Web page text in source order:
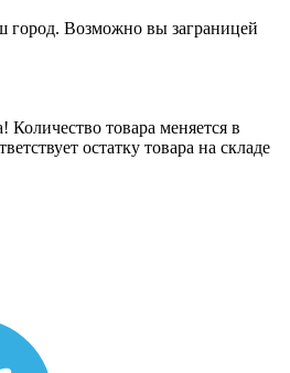
город. Возможно вы заграницей
Количество товара меняется в
остатку товара на складе